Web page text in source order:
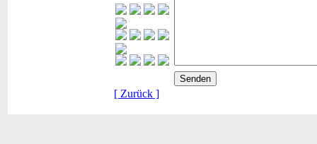
[ Zurück ]